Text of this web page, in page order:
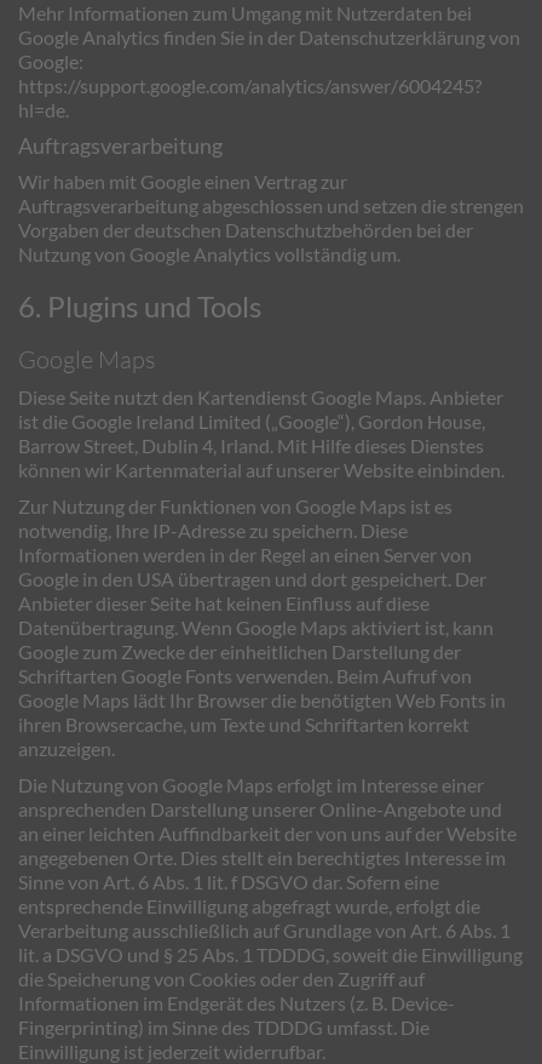
Mehr Informationen zum Umgang mit Nutzerdaten bei
Google Analytics finden Sie in der Datenschutzerklärung von
Google:
https://support.google.com/analytics/answer/6004245?
hl=de.
Auftragsverarbeitung
Wir haben mit Google einen Vertrag zur
Auftragsverarbeitung abgeschlossen und setzen die strengen
Vorgaben der deutschen Datenschutzbehörden bei der
Nutzung von Google Analytics vollständig um.
6. Plugins und Tools
Google Maps
Diese Seite nutzt den Kartendienst Google Maps. Anbieter
ist die Google Ireland Limited („Google“), Gordon House,
Barrow Street, Dublin 4, Irland. Mit Hilfe dieses Dienstes
können wir Kartenmaterial auf unserer Website einbinden.
Zur Nutzung der Funktionen von Google Maps ist es
notwendig, Ihre IP-Adresse zu speichern. Diese
Informationen werden in der Regel an einen Server von
Google in den USA übertragen und dort gespeichert. Der
Anbieter dieser Seite hat keinen Einfluss auf diese
Datenübertragung. Wenn Google Maps aktiviert ist, kann
Google zum Zwecke der einheitlichen Darstellung der
Schriftarten Google Fonts verwenden. Beim Aufruf von
Google Maps lädt Ihr Browser die benötigten Web Fonts in
ihren Browsercache, um Texte und Schriftarten korrekt
anzuzeigen.
Die Nutzung von Google Maps erfolgt im Interesse einer
ansprechenden Darstellung unserer Online-Angebote und
an einer leichten Auffindbarkeit der von uns auf der Website
angegebenen Orte. Dies stellt ein berechtigtes Interesse im
Sinne von Art. 6 Abs. 1 lit. f DSGVO dar. Sofern eine
entsprechende Einwilligung abgefragt wurde, erfolgt die
Verarbeitung ausschließlich auf Grundlage von Art. 6 Abs. 1
lit. a DSGVO und § 25 Abs. 1 TDDDG, soweit die Einwilligung
die Speicherung von Cookies oder den Zugriff auf
Informationen im Endgerät des Nutzers (z. B. Device-
Fingerprinting) im Sinne des TDDDG umfasst. Die
Einwilligung ist jederzeit widerrufbar.